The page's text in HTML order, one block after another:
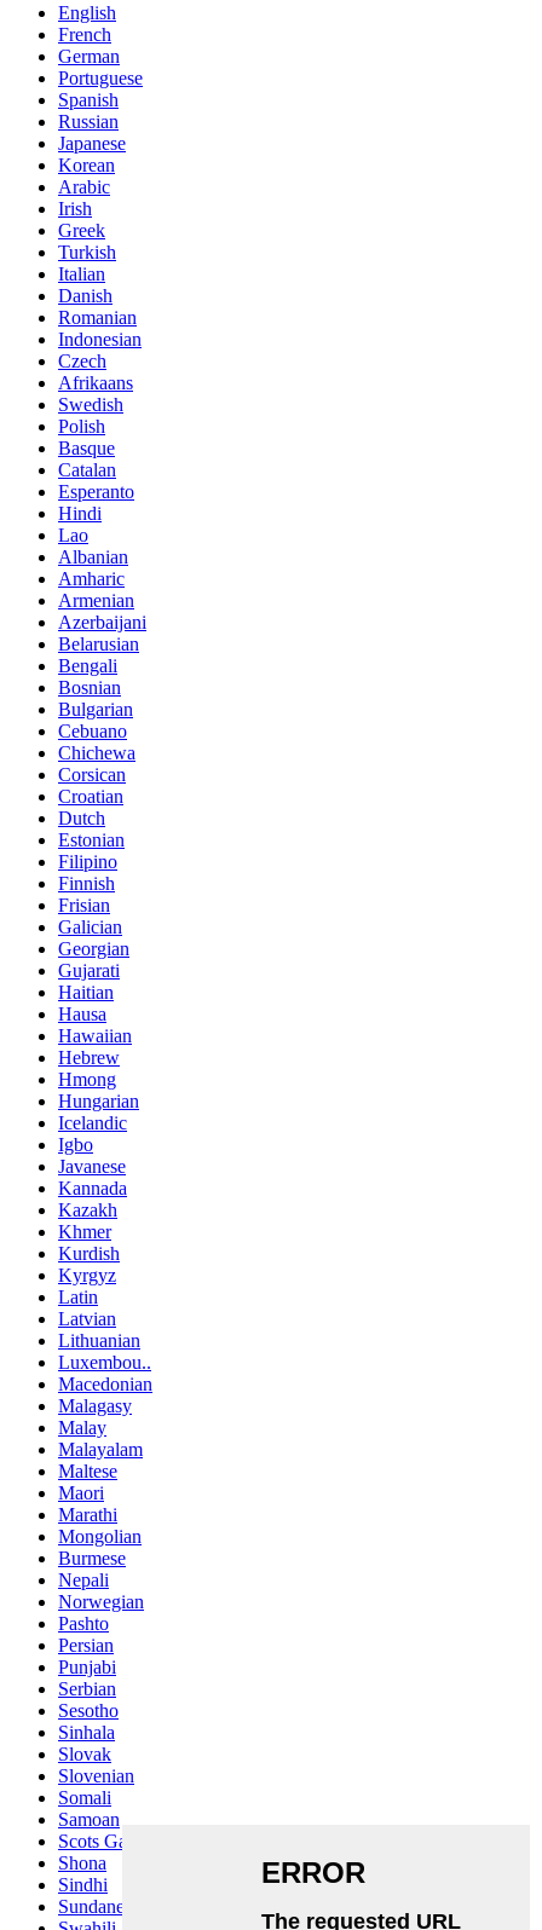
English
French
German
Portuguese
Spanish
Russian
Japanese
Korean
Arabic
Irish
Greek
Turkish
Italian
Danish
Romanian
Indonesian
Czech
Afrikaans
Swedish
Polish
Basque
Catalan
Esperanto
Hindi
Lao
Albanian
Amharic
Armenian
Azerbaijani
Belarusian
Bengali
Bosnian
Bulgarian
Cebuano
Chichewa
Corsican
Croatian
Dutch
Estonian
Filipino
Finnish
Frisian
Galician
Georgian
Gujarati
Haitian
Hausa
Hawaiian
Hebrew
Hmong
Hungarian
Icelandic
Igbo
Javanese
Kannada
Kazakh
Khmer
Kurdish
Kyrgyz
Latin
Latvian
Lithuanian
Luxembou..
Macedonian
Malagasy
Malay
Malayalam
Maltese
Maori
Marathi
Mongolian
Burmese
Nepali
Norwegian
Pashto
Persian
Punjabi
Serbian
Sesotho
Sinhala
Slovak
Slovenian
Somali
Samoan
Scots Gaelic
Shona
Sindhi
Sundanese